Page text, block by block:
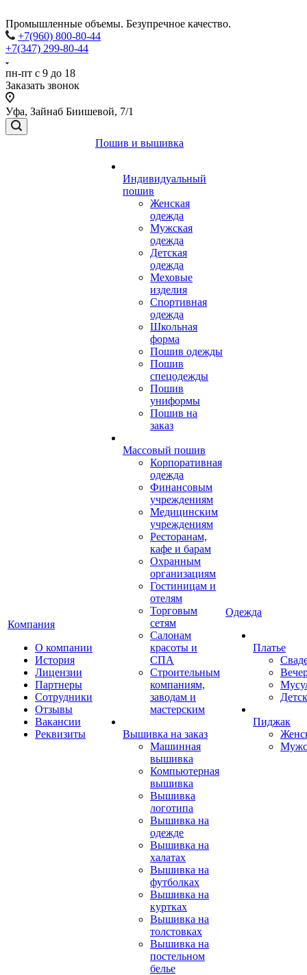
Промышленные объемы. Безупречное качество.
+7(960) 800-80-44
+7(347) 299-80-44
пн-пт с 9 до 18
Заказать звонок
Уфа, Зайнаб Биишевой, 7/1
Компания
О компании
История
Лицензии
Партнеры
Сотрудники
Отзывы
Вакансии
Реквизиты
Пошив и вышивка
Индивидуальный
пошив
Женская
одежда
Мужская
одежда
Детская
одежда
Меховые
изделия
Спортивная
одежда
Школьная
форма
Пошив одежды
Пошив
спецодежды
Пошив
униформы
Пошив на
заказ
Массовый пошив
Корпоративная
одежда
Финансовым
учреждениям
Медицинским
учреждениям
Ресторанам,
кафе и барам
Охранным
организациям
Гостиницам и
отелям
Торговым
сетям
Салонам
красоты и
СПА
Строительным
компаниям,
заводам и
мастерским
Вышивка на заказ
Машинная
вышивка
Компьютерная
вышивка
Вышивка
логотипа
Вышивка на
одежде
Вышивка на
халатах
Вышивка на
футболках
Вышивка на
куртках
Вышивка на
толстовках
Вышивка на
постельном
белье
Одежда
Платье
Пиджак